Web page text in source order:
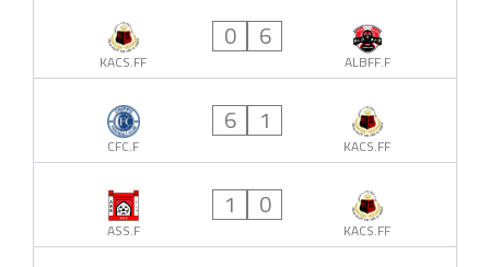
KACS.FF
0 6
ALBFF.F
CFC.F
6 1
KACS.FF
ASS.F
1 0
KACS.FF